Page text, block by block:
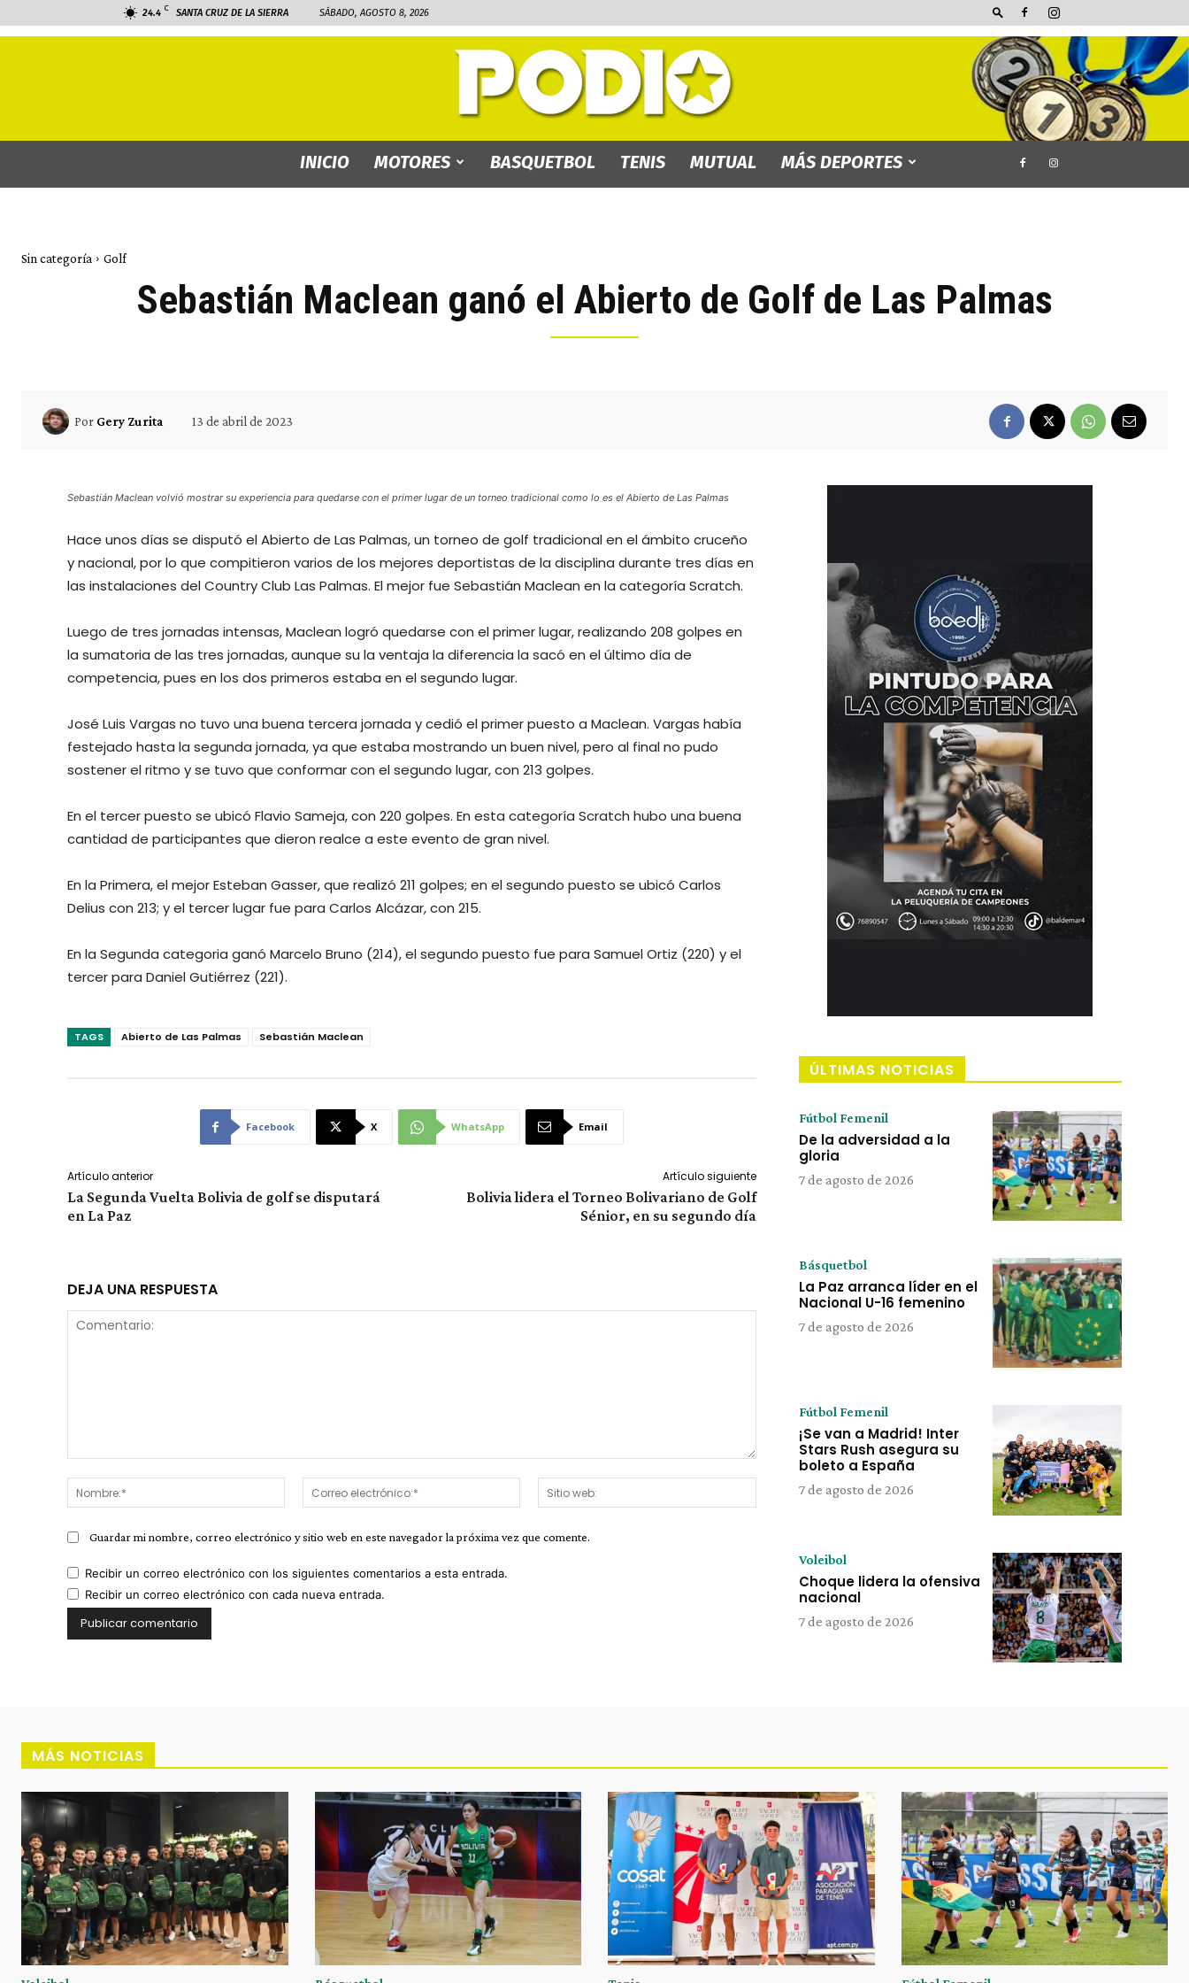
24.4 C SANTA CRUZ DE LA SIERRA SÁBADO, AGOSTO 8, 2026
INICIO MOTORES BASQUETBOL TENIS MUTUAL MÁS DEPORTES
Sin categoría Golf
Sebastián Maclean ganó el Abierto de Golf de Las Palmas
Por Gery Zurita 13 de abril de 2023
Sebastián Maclean volvió mostrar su experiencia para quedarse con el primer lugar de un torneo tradicional como lo es el Abierto de Las Palmas
Hace unos días se disputó el Abierto de Las Palmas, un torneo de golf tradicional en el ámbito cruceño
y nacional, por lo que compitieron varios de los mejores deportistas de la disciplina durante tres días en
las instalaciones del Country Club Las Palmas. El mejor fue Sebastián Maclean en la categoría Scratch.
Luego de tres jornadas intensas, Maclean logró quedarse con el primer lugar, realizando 208 golpes en
la sumatoria de las tres jornadas, aunque su la ventaja la diferencia la sacó en el último día de
competencia, pues en los dos primeros estaba en el segundo lugar.
José Luis Vargas no tuvo una buena tercera jornada y cedió el primer puesto a Maclean. Vargas había
festejado hasta la segunda jornada, ya que estaba mostrando un buen nivel, pero al final no pudo
sostener el ritmo y se tuvo que conformar con el segundo lugar, con 213 golpes.
En el tercer puesto se ubicó Flavio Sameja, con 220 golpes. En esta categoría Scratch hubo una buena
cantidad de participantes que dieron realce a este evento de gran nivel.
En la Primera, el mejor Esteban Gasser, que realizó 211 golpes; en el segundo puesto se ubicó Carlos
Delius con 213; y el tercer lugar fue para Carlos Alcázar, con 215.
En la Segunda categoria ganó Marcelo Bruno (214), el segundo puesto fue para Samuel Ortiz (220) y el
tercer para Daniel Gutiérrez (221).
TAGS Abierto de Las Palmas Sebastián Maclean
Facebook X WhatsApp Email
Artículo anterior
La Segunda Vuelta Bolivia de golf se disputará
en La Paz
Artículo siguiente
Bolivia lidera el Torneo Bolivariano de Golf
Sénior, en su segundo día
DEJA UNA RESPUESTA
Nombre:*
Correo
electrónico:*
web:
Guardar mi nombre, correo electrónico y sitio web en este navegador la próxima vez que comente.
Recibir un correo electrónico con los siguientes comentarios a esta entrada.
Recibir un correo electrónico con cada nueva entrada.
ÚLTIMAS NOTICIAS
Fútbol Femenil
De la adversidad a la
gloria
7 de agosto de 2026
Básquetbol
La Paz arranca líder en el
Nacional U-16 femenino
7 de agosto de 2026
Fútbol Femenil
¡Se van a Madrid! Inter
Stars Rush asegura su
boleto a España
7 de agosto de 2026
Voleibol
Choque lidera la ofensiva
nacional
7 de agosto de 2026
MÁS NOTICIAS